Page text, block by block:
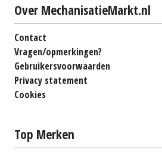
Over MechanisatieMarkt.nl
Contact
Vragen/opmerkingen?
Gebruikersvoorwaarden
Privacy statement
Cookies
Top Merken